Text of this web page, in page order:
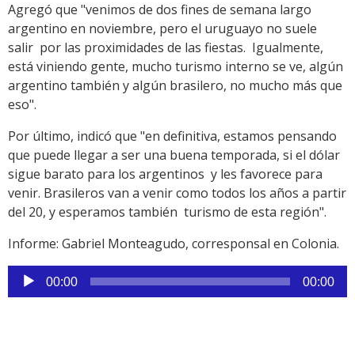
Agregó que "venimos de dos fines de semana largo
argentino en noviembre, pero el uruguayo no suele
salir por las proximidades de las fiestas. Igualmente,
está viniendo gente, mucho turismo interno se ve, algún
argentino también y algún brasilero, no mucho más que
eso".
Por último, indicó que "en definitiva, estamos pensando
que puede llegar a ser una buena temporada, si el dólar
sigue barato para los argentinos y les favorece para
venir. Brasileros van a venir como todos los años a partir
del 20, y esperamos también turismo de esta región".
Informe: Gabriel Monteagudo, corresponsal en Colonia.
Reproductor
de
00:00 00:00